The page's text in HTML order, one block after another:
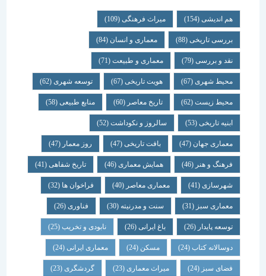
هم اندیشی (154) میراث فرهنگی (109)
بررسی تاریخی (88) معماری و انسان (84)
نقد و بررسی (79) معماری و طبیعت (71)
محیط شهری(67) هویت تاریخی(67) توسعه شهری(62)
محیط زیست(62) تاریخ معاصر(60) منابع طبیعی(58)
ابنیه تاریخی(53) سالروز و نکوداشت(52)
معماری جهان (47) بافت تاریخی(47) روز معمار(47)
فرهنگ و هنر(46) همایش معماری (46) تاریخ شفاهی (41)
شهرسازی(41) معماری معاصر(40) فراخوان ها (32)
معماری سبز(31) سنت و مدرنیته(30) فناوری (26)
توسعه پایدار(26) باغ ایرانی(26) نابودی و تخریب(25)
دوسالانه کتاب(24) مسکن (24) معماری ایرانی(24)
فضای سبز(24) میراث معماری (23) گردشگری (23)